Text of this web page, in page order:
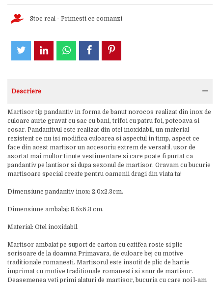
Stoc real - Primesti ce comanzi
Descriere
Martisor tip pandantiv in forma de banut norocos realizat din inox de
culoare aurie gravat cu sac cu bani, trifoi cu patru foi, potcoava si
cosar. Pandantivul este realizat din otel inoxidabil, un material
rezistent ce nu isi modifica culoarea si aspectul in timp, aspect ce
face din acest martisor un accesoriu extrem de versatil, usor de
asortat mai multor tinute vestimentare si care poate fi purtat ca
pandantiv pe lantisor si dupa sezonul de martisor. Gravam cu bucurie
martisoare special create pentru oamenii dragi din viata ta!
Dimensiune pandantiv inox: 2.0x2.3cm.
Dimensiune ambalaj: 8.5x6.3 cm.
Material: Otel inoxidabil.
Martisor ambalat pe suport de carton cu catifea rosie si plic
scrisoare de la doamna Primavara, de culoare bej cu motive
traditionale romanesti. Martisorul este insotit de plic de hartie
imprimat cu motive traditionale romanesti si snur de martisor.
Deasemenea veti primi alaturi de martisor, bucuria cu care noi l-am